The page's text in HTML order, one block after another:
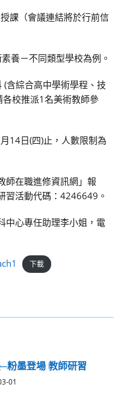
課（會議連結將於行前信
養－不同類型學校為例。
含綜合高中學術學程、技
校推派1名美術教師參
14日(四)止，人數限制為
師在職進修資訊網」報
習活動代碼：4246649。
中心專任助理李小姐，電
下載
粉墨登場 教師研習
01